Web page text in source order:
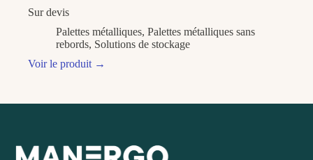
Sur devis
Palettes métalliques, Palettes métalliques sans
rebords, Solutions de stockage
Voir le produit →